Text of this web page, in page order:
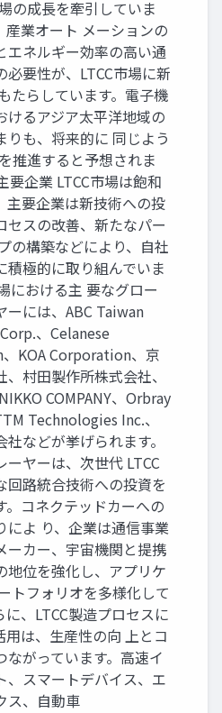
の成長を牽引していま
産業オート メーションの
エネルギー効率の高い通
必要性が、LTCC市場に新
たらしています。電子機
けるアジア太平洋地域の
りも、将来的に 同じよう
推進すると予想されま
要企業 LTCC市場は飽和
主要企業は新技術への投
セスの改善、新たなパー
の構築などにより、自社
積極的に取り組んでいま
における主 要なグロー
ーには、ABC Taiwan
、Celanese
KOA Corporation、京
、村田製作所株式会社、
COMPANY、Orbray
Technologies Inc.、
などが挙げられます。
ーヤーは、次世代 LTCC
回路統合技術への投資を
。コネクテッドカーへの
によ り、企業は通信事業
ーカー、宇宙機関と提携
地位を強化し、アプリケ
トフォリオを多様化して
に、LTCC製造プロセスに
用は、生産性の向 上とコ
ながっています。高速イ
、スマートデバイス、エ
ス、自動車